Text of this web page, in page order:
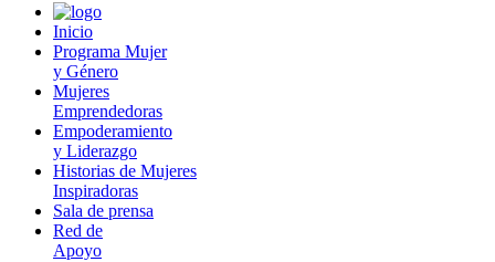
Inicio
Programa Mujer
y Género
Mujeres
Emprendedoras
Empoderamiento
y Liderazgo
Historias de Mujeres
Inspiradoras
Sala de prensa
Red de
Apoyo